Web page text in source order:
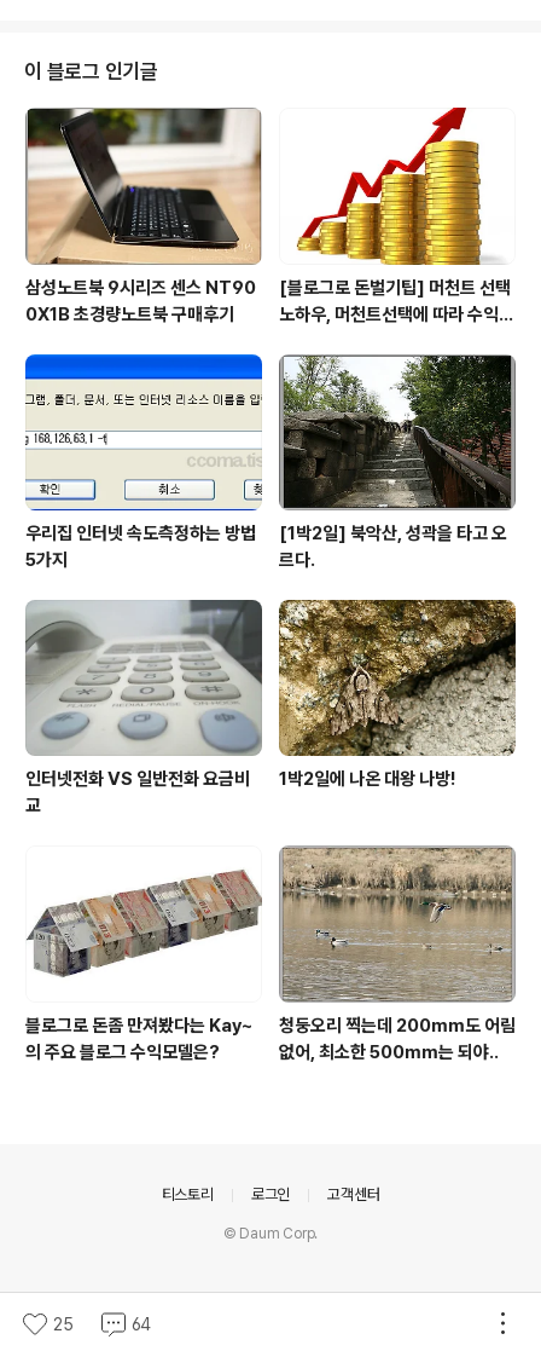
아니고 수익을 현 상태보다 늘릴 수 있는 방법이라고 할까
요? 블로그 수익을 좀더 늘리는 방법? 매달 구글 수표 500
달러 이상을 받는 필자에게 고수익의 비법을 묻는 사람들
이 있을때마다 고수익을 얻는 비법을 생각해보지만 이렇다
할 비법이 생각나지 않았습니다. 제가 알고 있는 비법아닌
비법은 이미 블로그에 모두 ..
이 블로그 인기글
삼성노트북 9시리즈 센스 NT90
0X1B 초경량노트북 구매후기
[블로그로 돈벌기팁] 머천트 선택
노하우, 머천트선택에 따라 수익도
우리집 인터넷 속도측정하는 방법
5가지
[1박2일] 북악산, 성곽을 타고 오
르다.
인터넷전화 VS 일반전화 요금비
교
1박2일에 나온 대왕 나방!
블로그로 돈좀 만져봤다는 Kay~
의 주요 블로그 수익모델은?
청둥오리 찍는데 200mm도 어림
없어, 최소한 500mm는 되야..
25 64
티스토리 로그인 고객센터
© Daum Corp.